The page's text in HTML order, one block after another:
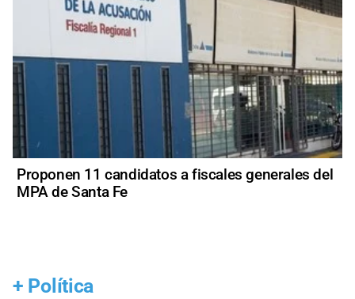
Proponen 11 candidatos a fiscales generales del
MPA de Santa Fe
+ Política